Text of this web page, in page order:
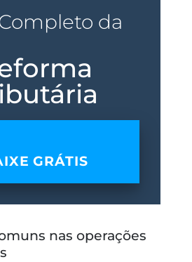
da
GRÁTIS
nas operações